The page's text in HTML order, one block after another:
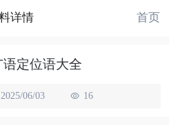
详情 首页
定位语大全
2025/06/03 16